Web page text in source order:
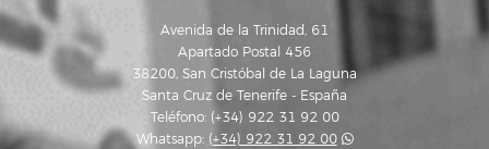
Avenida de la Trinidad, 61
Apartado Postal 456
38200, San Cristóbal de La Laguna
Santa Cruz de Tenerife - España
Teléfono: (+34) 922 31 92 00
Whatsapp: (+34) 922 31 92 00